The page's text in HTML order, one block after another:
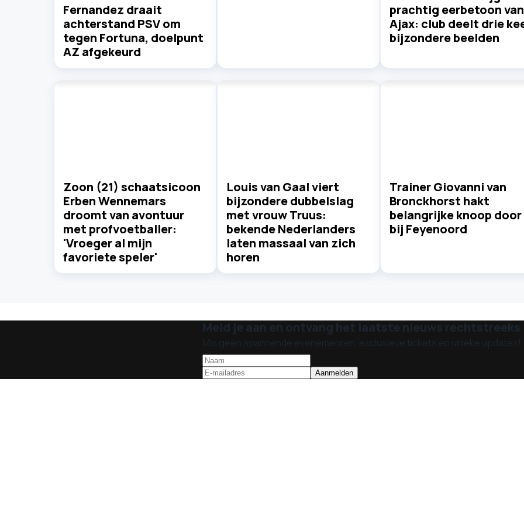
Fernandez draait
achterstand PSV om
tegen Fortuna, doelpunt
AZ afgekeurd
prachtig eerbetoon van
Ajax: club deelt drie
bijzondere beelden
Zoon (21) schaatsicoon
Erben Wennemars
droomt van avontuur
met profvoetballer:
'Vroeger al mijn
favoriete speler'
Louis van Gaal viert
bijzondere dubbelslag
met vrouw Truus:
bekende Nederlanders
laten massaal van zich
horen
Trainer Giovanni van
Bronckhorst hakt
belangrijke knoop door
bij Feyenoord
Meld je aan en ontvang het laatste nieuws rechtstreeks
Mis geen spannende evenementen, exclusieve tickets en unieke updates!